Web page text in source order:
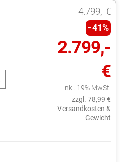
4.799,- €
41%
2.799,-
€
inkl. 19% MwSt.
zzgl. 78,99 €
Versandkosten &
Gewicht